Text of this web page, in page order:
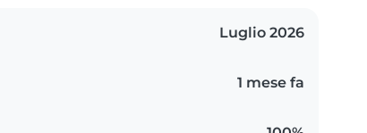
Luglio 2026
1 mese fa